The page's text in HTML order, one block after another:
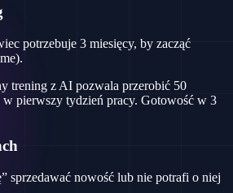
potrzebuje 3 miesięcy, by zacząć
trening z AI pozwala przerobić 50
pierwszy tydzień pracy. Gotowość w 3
sprzedawać nowość lub nie potrafi o niej